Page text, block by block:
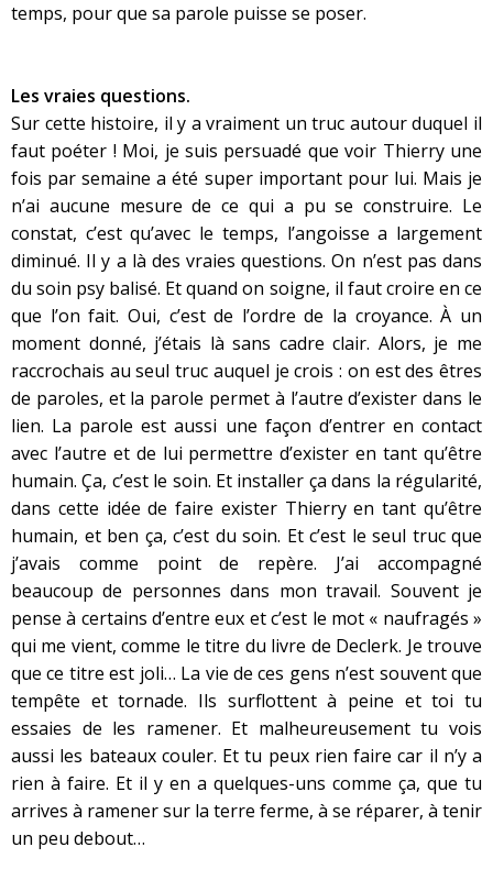
temps, pour que sa parole puisse se poser.
Les vraies questions.
Sur cette histoire, il y a vraiment un truc autour duquel il
faut poéter ! Moi, je suis persuadé que voir Thierry une
fois par semaine a été super important pour lui. Mais je
n’ai aucune mesure de ce qui a pu se construire. Le
constat, c’est qu’avec le temps, l’angoisse a largement
diminué. Il y a là des vraies questions. On n’est pas dans
du soin psy balisé. Et quand on soigne, il faut croire en ce
que l’on fait. Oui, c’est de l’ordre de la croyance. À un
moment donné, j’étais là sans cadre clair. Alors, je me
raccrochais au seul truc auquel je crois : on est des êtres
de paroles, et la parole permet à l’autre d’exister dans le
lien. La parole est aussi une façon d’entrer en contact
avec l’autre et de lui permettre d’exister en tant qu’être
humain. Ça, c’est le soin. Et installer ça dans la régularité,
dans cette idée de faire exister Thierry en tant qu’être
humain, et ben ça, c’est du soin. Et c’est le seul truc que
j’avais comme point de repère. J’ai accompagné
beaucoup de personnes dans mon travail. Souvent je
pense à certains d’entre eux et c’est le mot « naufragés »
qui me vient, comme le titre du livre de Declerk. Je trouve
que ce titre est joli… La vie de ces gens n’est souvent que
tempête et tornade. Ils surflottent à peine et toi tu
essaies de les ramener. Et malheureusement tu vois
aussi les bateaux couler. Et tu peux rien faire car il n’y a
rien à faire. Et il y en a quelques-uns comme ça, que tu
arrives à ramener sur la terre ferme, à se réparer, à tenir
un peu debout…